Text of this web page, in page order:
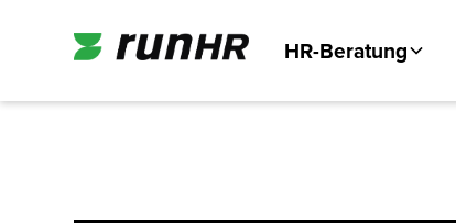
HR-Beratung